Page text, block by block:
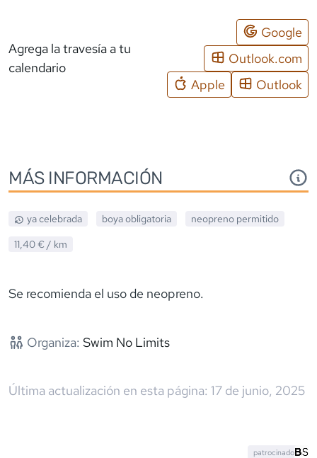
Agrega la travesía a tu
calendario
Google
Outlook.com
Apple
Outlook
MÁS INFORMACIÓN
ya celebrada boya obligatoria neopreno permitido
11,40 € / km
Se recomienda el uso de neopreno.
Organiza: Swim No Limits
Última actualización en esta página: 17 de junio, 2025
patrocinado